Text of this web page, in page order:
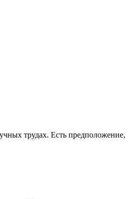
трудах. Есть предположение,